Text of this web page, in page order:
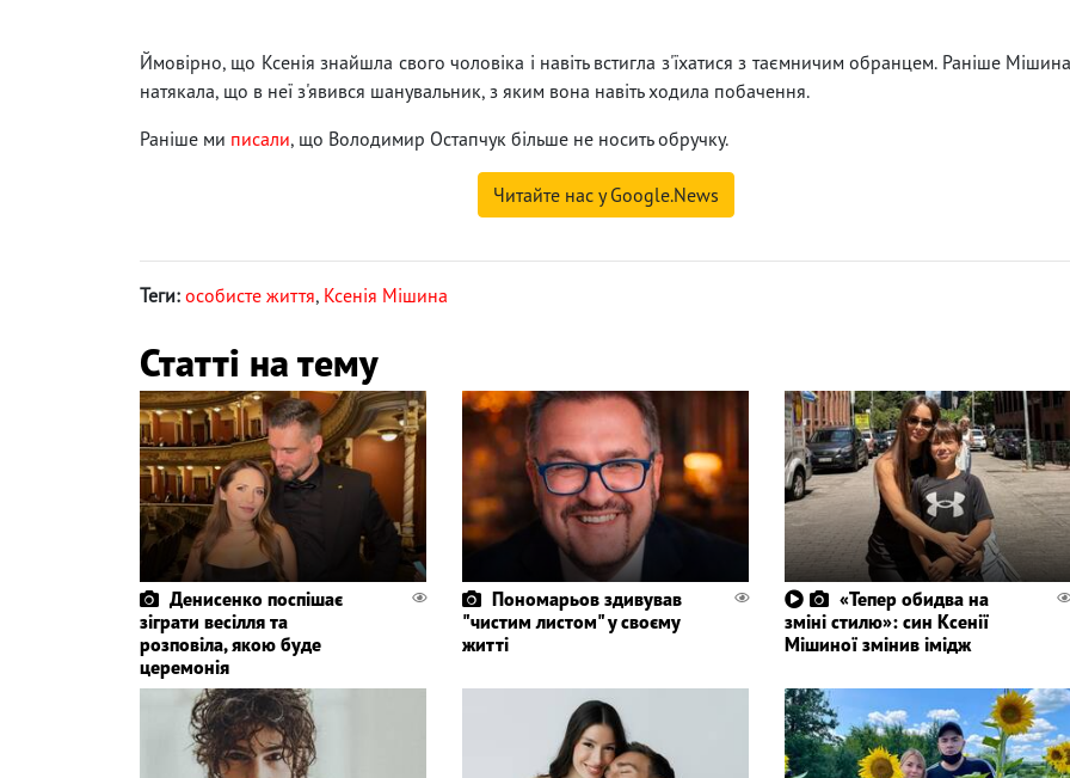
Ймовірно, що Ксенія знайшла свого чоловіка і навіть встигла з'їхатися з таємничим обранцем. Раніше Мішина
натякала, що в неї з'явився шанувальник, з яким вона навіть ходила побачення.
Раніше ми писали, що Володимир Остапчук більше не носить обручку.
Читайте нас у Google.News
Теги: особисте життя, Ксенія Мішина
Статті на тему
Денисенко поспішає
зіграти весілля та
розповіла, якою буде
церемонія
Пономарьов здивував
"чистим листом" у своєму
житті
«Тепер обидва на
зміні стилю»: син Ксенії
Мішиної змінив імідж